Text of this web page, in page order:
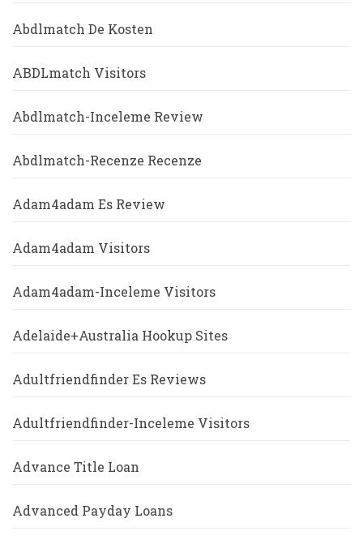
Abdlmatch De Kosten
ABDLmatch Visitors
Abdlmatch-Inceleme Review
Abdlmatch-Recenze Recenze
Adam4adam Es Review
Adam4adam Visitors
Adam4adam-Inceleme Visitors
Adelaide+Australia Hookup Sites
Adultfriendfinder Es Reviews
Adultfriendfinder-Inceleme Visitors
Advance Title Loan
Advanced Payday Loans